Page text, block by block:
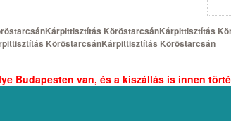
KöröstarcsánKárpittisztítás
KöröstarcsánKárpittisztítás Köröstarcsán
Budapesten van, és a kiszállás is innen